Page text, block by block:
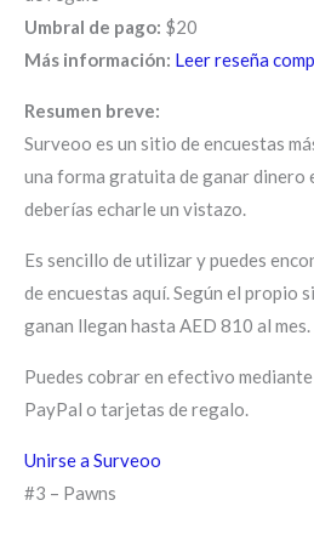
Umbral de pago: $20
Más información: Leer reseña
Resumen breve:
Surveoo es un sitio de encuestas
una forma gratuita de ganar dinero
deberías echarle un vistazo.
Es sencillo de utilizar y puedes
de encuestas aquí. Según el propio
ganan llegan hasta AED 810 al mes.
Puedes cobrar en efectivo
PayPal o tarjetas de regalo.
Unirse a Surveoo
#3 – Pawns